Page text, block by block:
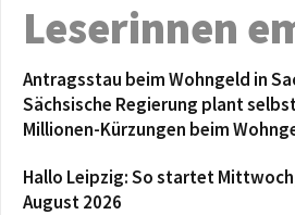
Leserinnen
Antragsstau beim Wohngeld in
Sächsische Regierung plant
Millionen-Kürzungen beim
Hallo Leipzig: So startet
August 2026